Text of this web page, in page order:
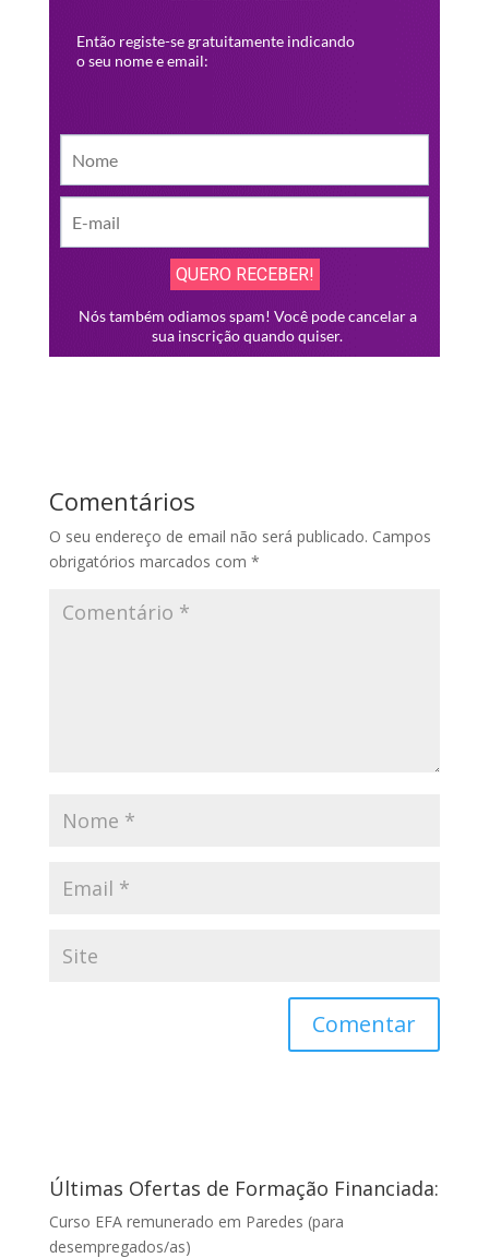
Comentários
O seu endereço de email não será publicado. Campos
obrigatórios marcados com *
Últimas Ofertas de Formação Financiada:
Curso EFA remunerado em Paredes (para
desempregados/as)